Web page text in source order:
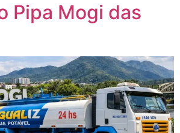
Pipa Mogi das